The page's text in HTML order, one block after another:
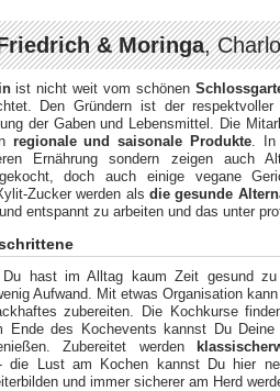
& Moringa,
ist nicht weit vom schönen
Den Gründern ist der
der Gaben und Lebensmittel. Die
regionale und saisonale Produkte. In
Ernährung sondern zeigen auch
doch auch einige vegane
Zucker werden als die gesunde
entspannt zu arbeiten und das unter
Du hast im Alltag kaum Zeit gesund
Aufwand. Mit etwas Organisation
zubereiten. Die Kochkurse
des Kochevents kannst Du
Zubereitet werden
Lust am Kochen kannst Du hier
und immer sicherer am Herd